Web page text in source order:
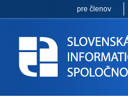
pre členov